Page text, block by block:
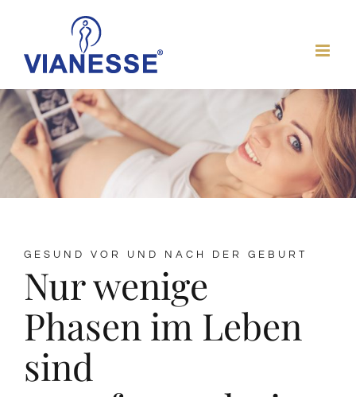
springen
GESUND VOR UND NACH DER GEBURT
Nur wenige
Phasen im Leben
sind